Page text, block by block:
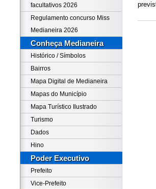
facultativos 2026
Regulamento concurso Miss
Medianeira 2026
Conheça Medianeira
Histórico / Símbolos
Bairros
Mapa Digital de Medianeira
Mapas do Município
Mapa Turístico Ilustrado
Turismo
Dados
Hino
Poder Executivo
Prefeito
Vice-Prefeito